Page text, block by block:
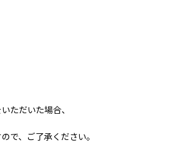
ただいた場合、
で、ご了承ください。